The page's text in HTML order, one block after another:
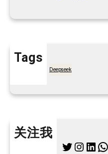
Tags
Deepseek
关注我
Twitter Instagram LinkedIn WhatsApp